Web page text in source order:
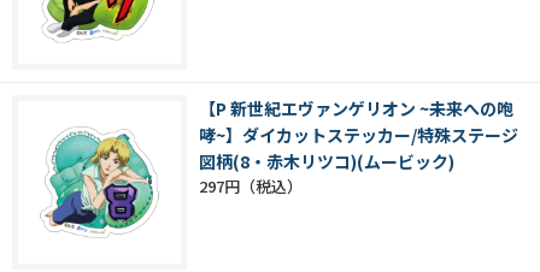
【P 新世紀エヴァンゲリオン ~未来への咆
哮~】ダイカットステッカー/特殊ステージ
図柄(8・赤木リツコ)(ムービック)
297円